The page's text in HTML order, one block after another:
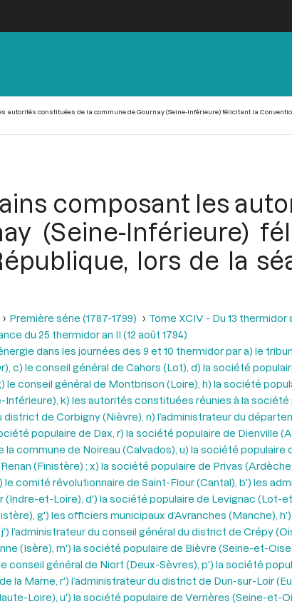
constituées de la commune de Gournay (Seine-Inférieure) félicitant la
composant les
(Seine-Inférieure)
lors de la
Première série (1787-1799)
Tome XCIV - Du 13 thermidor
du 25 thermidor an II (12 août 1794)
dans les journées des 9 et 10 thermidor par a) le
c) le conseil général de Cahors (Lot), d) la société
conseil général de Montbrison (Loire), h) la société
Inférieure), k) les autorités constituées réunies à la
de Corbigny (Nièvre), n) l’administrateur du
populaire de Dax, r) la société populaire de Dienville
commune de Noireau (Calvados), u) la société
(Finistère) ; x) la société populaire de Privas
comité révolutionnaire de Saint-Flour (Cantal), b') les
et-Loire), d') la société populaire de Levignac (Lot-
g') les officiers municipaux d’Avranches (Manche),
l’administrateur du conseil général du district de Crépy
(Isère), m') la société populaire de Bièvre (Seine-et-
conseil général de Niort (Deux-Sèvres), p') la société
la Marne, r') l’administrateur du district de Dun-sur-Loir
Loire), u') la société populaire de Verrières (Seine-et-